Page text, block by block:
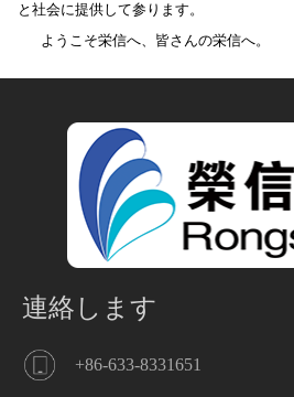
と社会に提供して参ります。
ようこそ栄信へ、皆さんの栄信へ。
連絡します
+86-633-8331651